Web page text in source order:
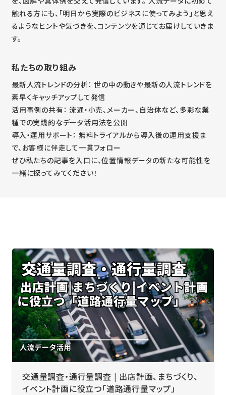
触れる方にも、「明日から実際のビジネスに使ってみよう」と思え
るようなヒントや気づきを、コンテンツを通じてお届けしていきま
す。
私たちの取り組み
最新人流トレンドの分析： 世の中の動きや最新の人流トレンドを
素早くキャッチアップして発信
活用事例の共有： 流通・小売、メーカー、自治体など、多彩な業
種での実践的なデータ活用法を公開
導入・運用サポート： 無料トライアルから導入後の運用支援ま
で、お客様に伴走して一貫フォロー
ぜひ私たちの記事を入口に、位置情報データの新たな可能性を
一緒に探ってみてください！
交通量調査・通行量調査 | 出店計画、まちづくり、
イベント計画に役立つ「道路通行量マップ」